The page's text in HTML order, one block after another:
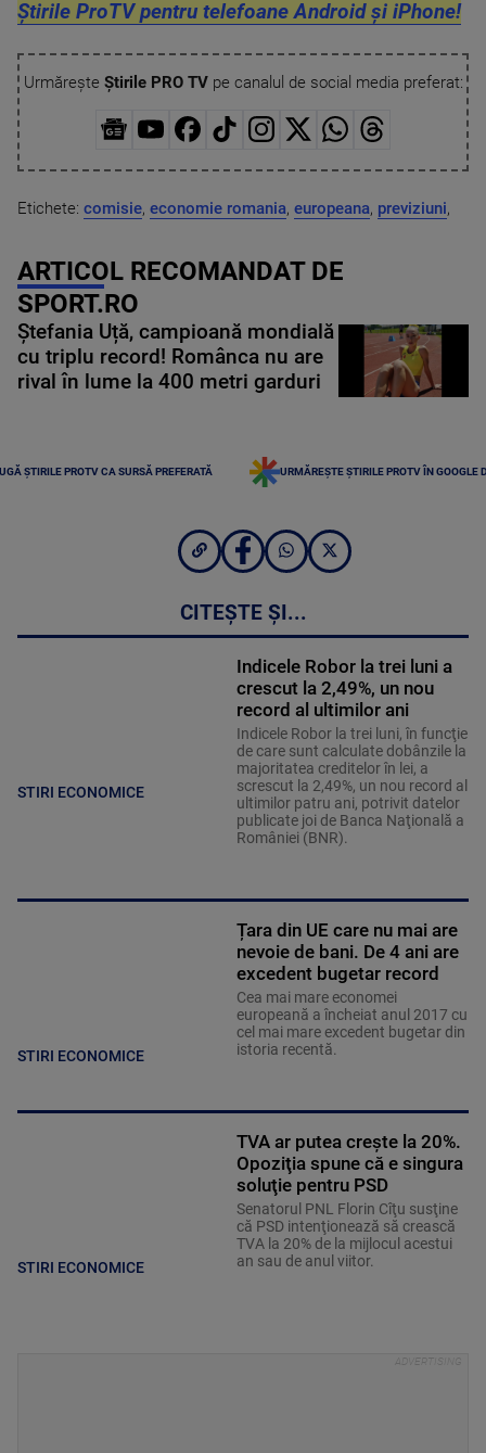
Știrile ProTV pentru telefoane Android și iPhone!
Urmărește Știrile PRO TVpe canalul de social media preferat:
Etichete: comisie, economie romania, europeana, previziuni,
ARTICOL RECOMANDAT DE
SPORT.RO
Ștefania Uță, campioană mondială
cu triplu record! Românca nu are
rival în lume la 400 metri garduri
ȘTIRILE PROTV CA SURSĂ PREFERATĂ URMĂREȘTE ȘTIRILE PROTV ÎN GOOGLE
CITEȘTE ȘI...
STIRI ECONOMICE
Indicele Robor la trei luni a
crescut la 2,49%, un nou
record al ultimilor ani
Indicele Robor la trei luni, în funcţie
de care sunt calculate dobânzile la
majoritatea creditelor în lei, a
screscut la 2,49%, un nou record al
ultimilor patru ani, potrivit datelor
publicate joi de Banca Naţională a
României (BNR).
STIRI ECONOMICE
Țara din UE care nu mai are
nevoie de bani. De 4 ani are
excedent bugetar record
Cea mai mare economei
europeană a încheiat anul 2017 cu
cel mai mare excedent bugetar din
istoria recentă.
STIRI ECONOMICE
TVA ar putea creşte la 20%.
Opoziţia spune că e singura
soluţie pentru PSD
Senatorul PNL Florin Cîţu susţine
că PSD intenţionează să crească
TVA la 20% de la mijlocul acestui
an sau de anul viitor.